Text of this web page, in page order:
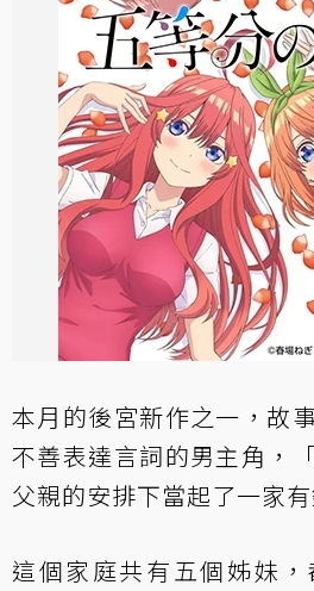
本月的後宮新作之一，故
不善表達言詞的男主角，
父親的安排下當起了一家
這個家庭共有五個姊妹